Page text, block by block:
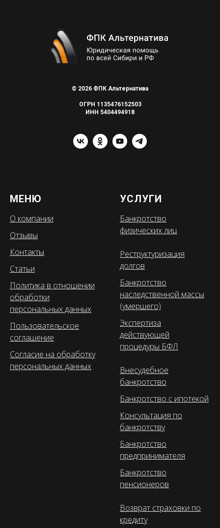
© 2026 ФПК Альтернатива
ОГРН 1135476152503
ИНН 5404494918
МЕНЮ
О компании
Отзывы
Контакты
Статьи
Политика в отношении
обработки
персональных данных
Пользовательское
соглашение
Согласие на обработку
персональных данных
УСЛУГИ
Банкротство
физических лиц
Реструктуризация
долгов
Банкротство
наследственной массы
(умершего)
Экспертиза
действующей
процедуры БФЛ
Внесудебное
банкротство
Банкротство с ипотекой
Консультация по
банкротству
Банкротство
предпринимателя
Банкротство
пенсионеров
Возврат страховки по
кредиту